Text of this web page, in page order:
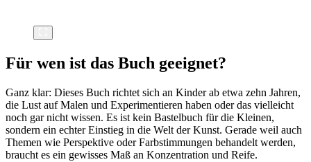
Für wen ist das Buch geeignet?
Ganz klar: Dieses Buch richtet sich an Kinder ab etwa zehn Jahren,
die Lust auf Malen und Experimentieren haben oder das vielleicht
noch gar nicht wissen. Es ist kein Bastelbuch für die Kleinen,
sondern ein echter Einstieg in die Welt der Kunst. Gerade weil auch
Themen wie Perspektive oder Farbstimmungen behandelt werden,
braucht es ein gewisses Maß an Konzentration und Reife.